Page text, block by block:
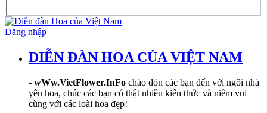
Đăng nhập
DIỄN ĐÀN HOA CỦA VIỆT NAM
- wWw.VietFlower.InFo chào đón các bạn đến với ngôi nhà
yêu hoa, chúc các bạn có thật nhiều kiến thức và niềm vui
cùng với các loài hoa đẹp!